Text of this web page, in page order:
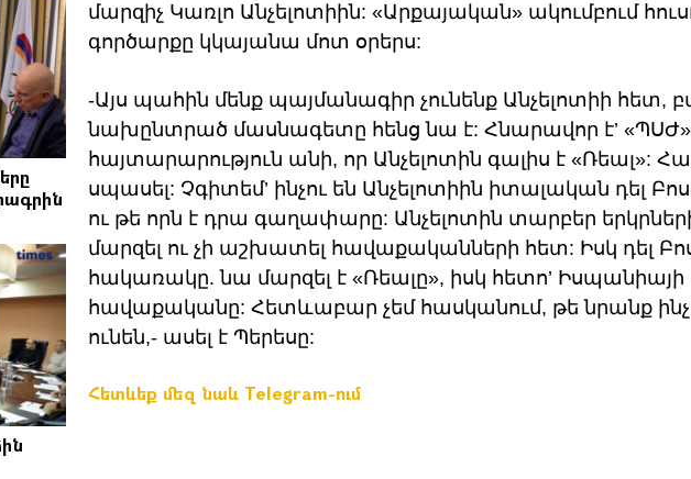
մարզիչ Կառլո Անչելոտիին: «Արքայական» ակումբում
գործարքը կկայանա մոտ օրերս:
-Այս պահին մենք պայմանագիր չունենք Անչելոտիի հետ,
նախընտրած մասնագետը հենց նա է: Հնարավոր է’
հայտարարություն անի, որ Անչելոտին գալիս է «Ռեալ»:
սպասել: Չգիտեմ’ ինչու են Անչելոտիին իտալական դել
ու թե որն է դրա գաղափարը: Անչելոտին տարբեր
մարզել ու չի աշխատել հավաքականների հետ: Իսկ դել
հակառակը. նա մարզել է «Ռեալը», իսկ հետո’ Իսպանիայի
հավաքականը: Հետևաբար չեմ հասկանում, թե նրանք
ունեն,- ասել է Պերեսը:
Հետևեք մեզ նաև Telegram-ում